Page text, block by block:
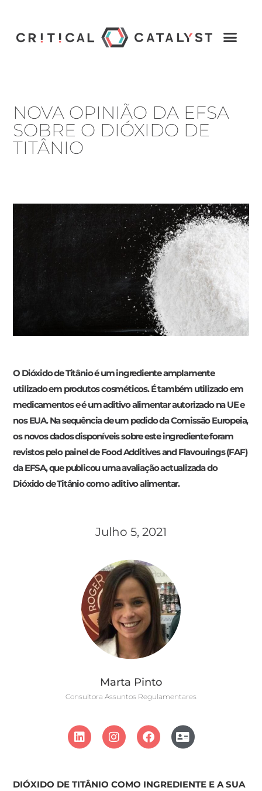
NOVA OPINIÃO DA EFSA
SOBRE O DIÓXIDO DE
TITÂNIO
O Dióxido de Titânio é um ingrediente amplamente
utilizado em produtos cosméticos. É também utilizado em
medicamentos e é um aditivo alimentar autorizado na UE e
nos EUA. Na sequência de um pedido da Comissão Europeia,
os novos dados disponíveis sobre este ingrediente foram
revistos pelo painel de Food Additives and Flavourings (FAF)
da EFSA, que publicou uma avaliação actualizada do
Dióxido de Titânio como aditivo alimentar.
Julho 5, 2021
Marta Pinto
Consultora Assuntos Regulamentares
DIÓXIDO DE TITÂNIO COMO INGREDIENTE E A SUA